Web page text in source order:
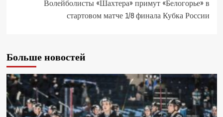
Волейболисты «Шахтера» примут «Белогорье» в
стартовом матче 1/8 финала Кубка России
Больше новостей